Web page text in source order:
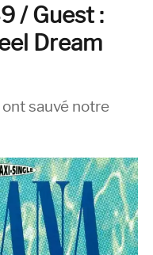
/ Guest :
Dream
ont sauvé notre